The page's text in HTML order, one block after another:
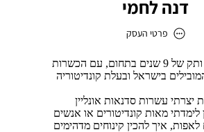
דנה לחמי
פרטי העסק